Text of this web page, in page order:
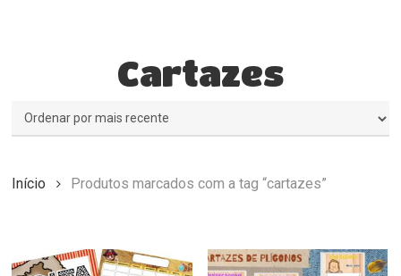
Cartazes
Início Produtos marcados com a tag “cartazes”